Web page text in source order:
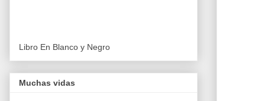
Libro En Blanco y Negro
Muchas vidas